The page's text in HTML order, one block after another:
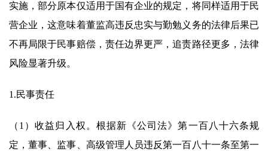
实施，部分原本仅适用于国有企业的规定，将同样适用于民
营企业，这意味着董监高违反忠实与勤勉义务的法律后果已
不再局限于民事赔偿，责任边界更严，追责路径更多，法律
风险显著升级。
1.民事责任
（1）收益归入权。根据新《公司法》第一百八十六条规
定，董事、监事、高级管理人员违反第一百八十一条至第一